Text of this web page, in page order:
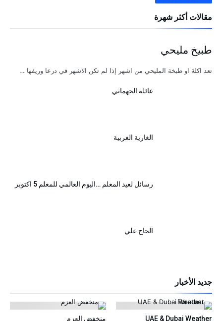
مقالات أكثر شهرة
طبيخ مليحي
تعد اكلة او طبخة المليحي من اشهر إذا لم تكن الاشهر في درعا وريفها …
عائلة الجهماني
الغارية الغربية
رسائل لعيد المعلم …اليوم العالمي للمعلم 5 اكتوبر
الحاج علي
جديد الأخبار
منخفض العزم UAE & Dubai Weather